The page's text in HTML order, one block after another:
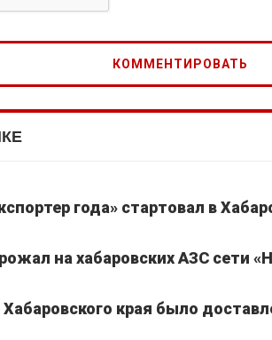
года» стартовал в
на хабаровских АЗС сети
Хабаровского края было